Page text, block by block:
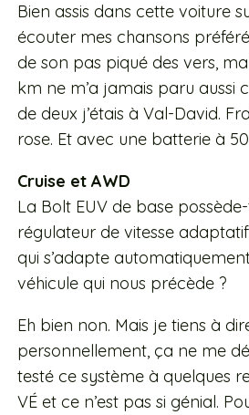
Bien assis dans cette voiture
écouter mes chansons
de son pas piqué des vers,
km ne m’a jamais paru aussi
de deux j’étais à Val-David.
rose. Et avec une batterie à
Cruise et AWD
La Bolt EUV de base
régulateur de vitesse
qui s’adapte
véhicule qui nous précède ?
Eh bien non. Mais je tiens à
personnellement, ça ne me
testé ce système à quelques
VÉ et ce n’est pas si génial.